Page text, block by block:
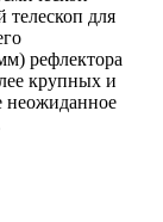
для
рефлектора
крупных и
неожиданное